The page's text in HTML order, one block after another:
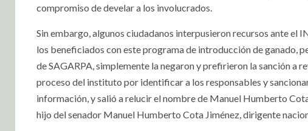
compromiso de develar a los involucrados.
Sin embargo, algunos ciudadanos interpusieron recursos ante el
los beneficiados con este programa de introducción de ganado,
de SAGARPA, simplemente la negaron y prefirieron la sanción a
proceso del instituto por identificar a los responsables y
información, y salió a relucir el nombre de Manuel Humberto
hijo del senador Manuel Humberto Cota Jiménez, dirigente